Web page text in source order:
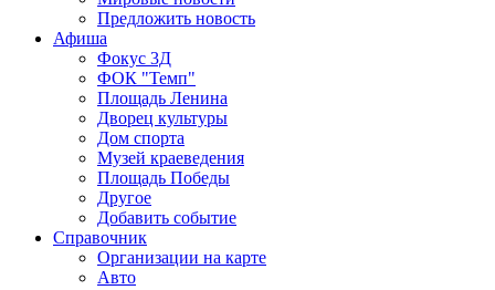
Предложить новость
Афиша
Фокус 3Д
ФОК "Темп"
Площадь Ленина
Дворец культуры
Дом спорта
Музей краеведения
Площадь Победы
Другое
Добавить событие
Справочник
Организации на карте
Авто